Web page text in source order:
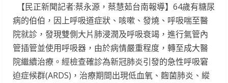
【民正新聞記者:蔡永源，蔡慧茹台南報導】64歲有糖尿
病的伯伯，因上呼吸道症狀、咳嗽、發燒、呼吸喘至醫
院就診，發現雙側大片肺浸潤及呼吸衰竭，進行氣管內
管插管並使用呼吸器，由於病情嚴重程度，轉至成大醫
院繼續治療。經檢查確診為新冠肺炎引發的急性呼吸窘
迫症候群(ARDS)，治療期間出現低血氧、麴菌肺炎、縱